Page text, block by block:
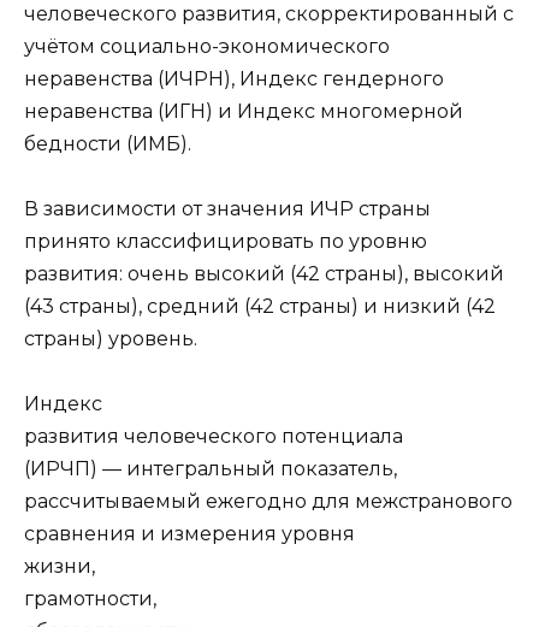
человеческого развития, скорректированный с
учётом социально-экономического
неравенства (ИЧРН), Индекс гендерного
неравенства (ИГН) и Индекс многомерной
бедности (ИМБ).
В зависимости от значения ИЧР страны
принято классифицировать по уровню
развития: очень высокий (42 страны), высокий
(43 страны), средний (42 страны) и низкий (42
страны) уровень.
Индекс
развития человеческого потенциала
(ИРЧП) — интегральный показатель,
рассчитываемый ежегодно для межстранового
сравнения и измерения уровня
жизни,
грамотности,